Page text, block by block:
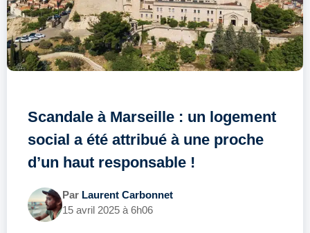
Scandale à Marseille : un logement
social a été attribué à une proche
d’un haut responsable !
Par Laurent Carbonnet
15 avril 2025 à 6h06